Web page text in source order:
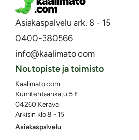
Asiakaspalvelu ark. 8 - 15
0400-380566
info@kaalimato.com
Asiakaspalvelu
Noutopiste ja toimisto
Kaalimato.com
Kumitehtaankatu 5 E
04260 Kerava
Arkisin klo 8 - 15